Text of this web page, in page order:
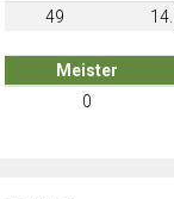
49
Meister
0